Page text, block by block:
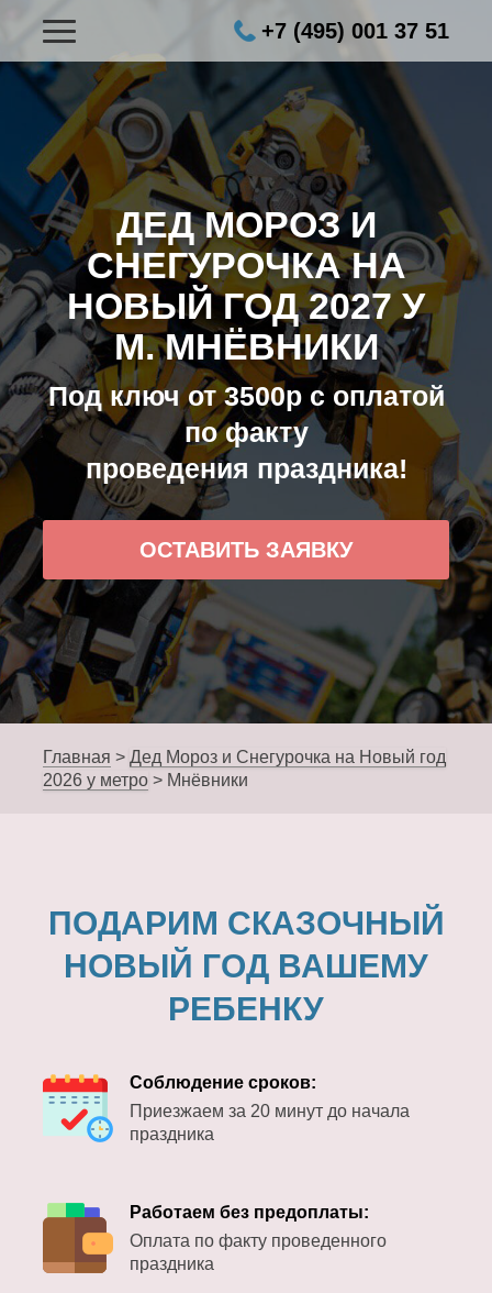
+7 (495) 001 37 51
ДЕД МОРОЗ И
СНЕГУРОЧКА НА
НОВЫЙ ГОД 2027 У
М. МНЁВНИКИ
Под ключ от 3500р с оплатой
по факту
проведения праздника!
ОСТАВИТЬ ЗАЯВКУ
Главная > Дед Мороз и Снегурочка на Новый год
2026 у метро > Мнёвники
ПОДАРИМ СКАЗОЧНЫЙ
НОВЫЙ ГОД ВАШЕМУ
РЕБЕНКУ
Соблюдение сроков:
Приезжаем за 20 минут до начала
праздника
Работаем без предоплаты:
Оплата по факту проведенного
праздника